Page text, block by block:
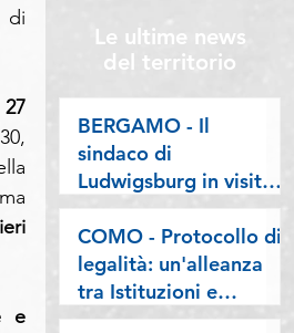
27
e
Lombardia, la nostra
riflessione sulla
stampa
Le ultime news
del territorio
BERGAMO - Il
sindaco di
Ludwigsburg in visita
a Confartigianato
Bergamo: si rafforza
una collaborazione
lunga oltre vent’anni
COMO - Protocollo di
legalità: un'alleanza
tra Istituzioni e
imprese per difendere